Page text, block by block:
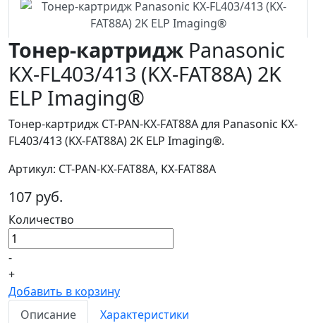
Тонер-картридж Panasonic
KX-FL403/413 (KX-FAT88А) 2K
ELP Imaging®
Тонер-картридж CT-PAN-KX-FAT88A для Panasonic KX-
FL403/413 (KX-FAT88А) 2K ELP Imaging®.
Артикул: CT-PAN-KX-FAT88A, KX-FAT88А
107 руб.
Количество
-
+
Добавить в корзину
Описание
Характеристики